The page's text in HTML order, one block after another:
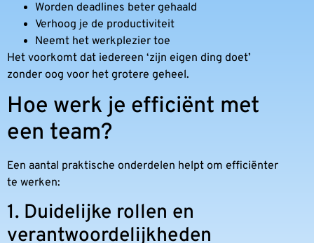
Worden deadlines beter gehaald
Verhoog je de productiviteit
Neemt het werkplezier toe
Het voorkomt dat iedereen ‘zijn eigen ding doet’
zonder oog voor het grotere geheel.
Hoe werk je efficiënt met
een team?
Een aantal praktische onderdelen helpt om efficiënter
te werken:
1. Duidelijke rollen en
verantwoordelijkheden